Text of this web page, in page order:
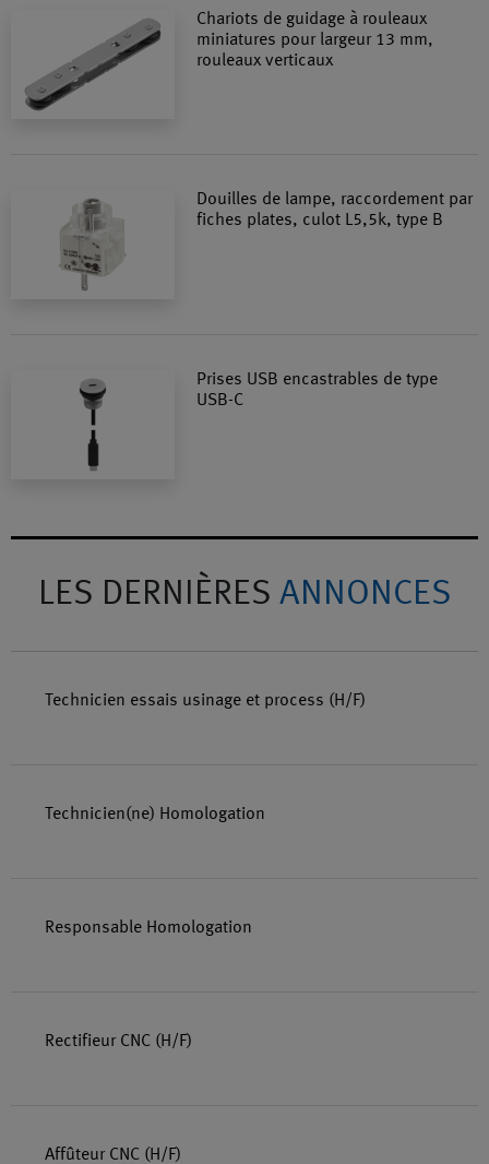
Chariots de guidage à rouleaux
miniatures pour largeur 13 mm,
rouleaux verticaux
Douilles de lampe, raccordement par
fiches plates, culot L5,5k, type B
Prises USB encastrables de type
USB-C
LES DERNIÈRES ANNONCES
Technicien essais usinage et process (H/F)
Technicien(ne) Homologation
Responsable Homologation
Rectifieur CNC (H/F)
Affûteur CNC (H/F)